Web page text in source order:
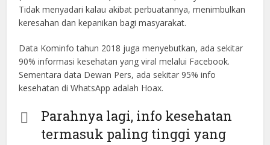
Tidak menyadari kalau akibat perbuatannya, menimbulkan
keresahan dan kepanikan bagi masyarakat.
Data Kominfo tahun 2018 juga menyebutkan, ada sekitar
90% informasi kesehatan yang viral melalui Facebook.
Sementara data Dewan Pers, ada sekitar 95% info
kesehatan di WhatsApp adalah Hoax.
Parahnya lagi, info kesehatan
termasuk paling tinggi yang